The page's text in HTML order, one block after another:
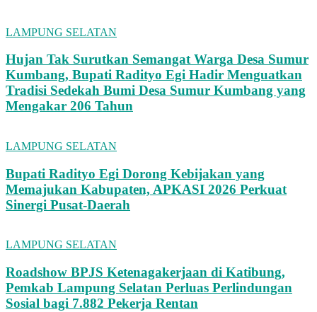
LAMPUNG SELATAN
Hujan Tak Surutkan Semangat Warga Desa Sumur
Kumbang, Bupati Radityo Egi Hadir Menguatkan
Tradisi Sedekah Bumi Desa Sumur Kumbang yang
Mengakar 206 Tahun
LAMPUNG SELATAN
Bupati Radityo Egi Dorong Kebijakan yang
Memajukan Kabupaten, APKASI 2026 Perkuat
Sinergi Pusat-Daerah
LAMPUNG SELATAN
Roadshow BPJS Ketenagakerjaan di Katibung,
Pemkab Lampung Selatan Perluas Perlindungan
Sosial bagi 7.882 Pekerja Rentan